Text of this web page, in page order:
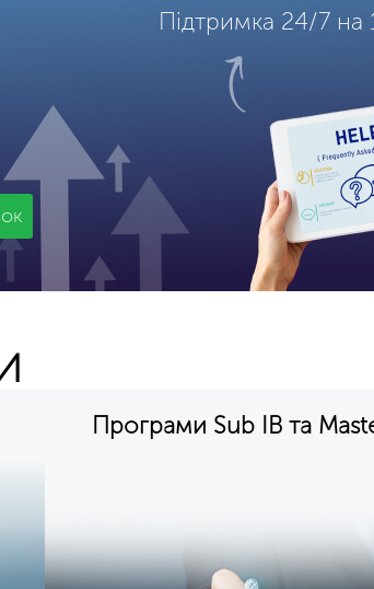
Підтримка 24/7 на
Програми Sub IB та